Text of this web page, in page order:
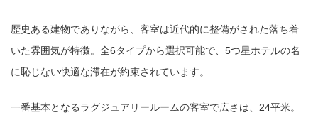
歴史ある建物でありながら、客室は近代的に整備がされた落ち着
いた雰囲気が特徴。全6タイプから選択可能で、5つ星ホテルの名
に恥じない快適な滞在が約束されています。
一番基本となるラグジュアリールームの客室で広さは、24平米。